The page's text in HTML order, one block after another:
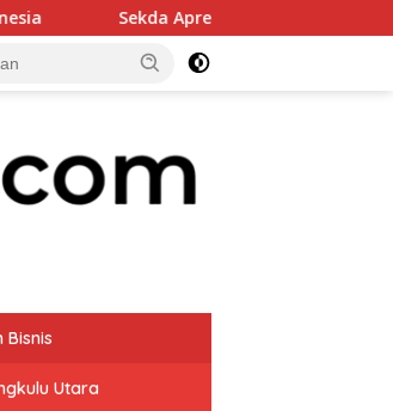
Apresiasi Inspektorat Provinsi Bengkulu
Bisnis
Utara